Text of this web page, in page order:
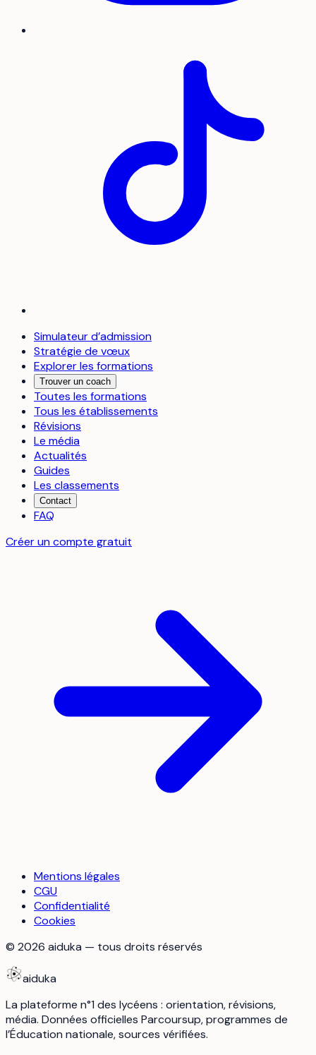
Simulateur d’admission
Stratégie de vœux
Explorer les formations
Trouver un coach
Toutes les formations
Tous les établissements
Révisions
Le média
Actualités
Guides
Les classements
Contact
FAQ
Créer un compte gratuit
Mentions légales
CGU
Confidentialité
Cookies
© 2026 aiduka — tous droits réservés
aiduka
La plateforme n°1 des lycéens : orientation, révisions,
média. Données officielles Parcoursup, programmes de
l’Éducation nationale, sources vérifiées.